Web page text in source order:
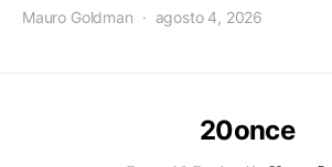
Mauro Goldman agosto 4, 2026
20once